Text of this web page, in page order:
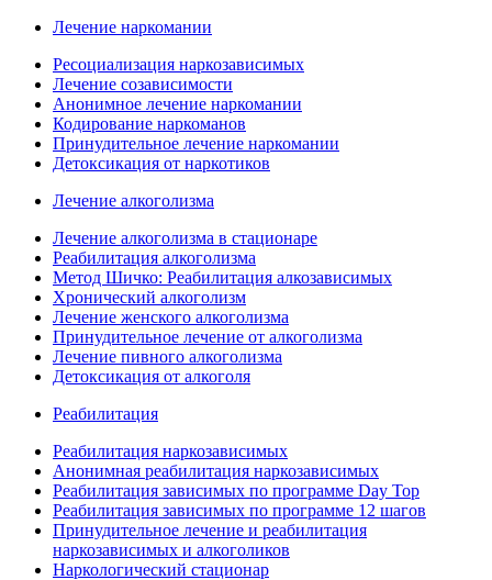
Лечение наркомании
Ресоциализация наркозависимых
Лечение созависимости
Анонимное лечение наркомании
Кодирование наркоманов
Принудительное лечение наркомании
Детоксикация от наркотиков
Лечение алкоголизма
Лечение алкоголизма в стационаре
Реабилитация алкоголизма
Метод Шичко: Реабилитация алкозависимых
Хронический алкоголизм
Лечение женского алкоголизма
Принудительное лечение от алкоголизма
Лечение пивного алкоголизма
Детоксикация от алкоголя
Реабилитация
Реабилитация наркозависимых
Анонимная реабилитация наркозависимых
Реабилитация зависимых по программе Day Top
Реабилитация зависимых по программе 12 шагов
Принудительное лечение и реабилитация
наркозависимых и алкоголиков
Наркологический стационар